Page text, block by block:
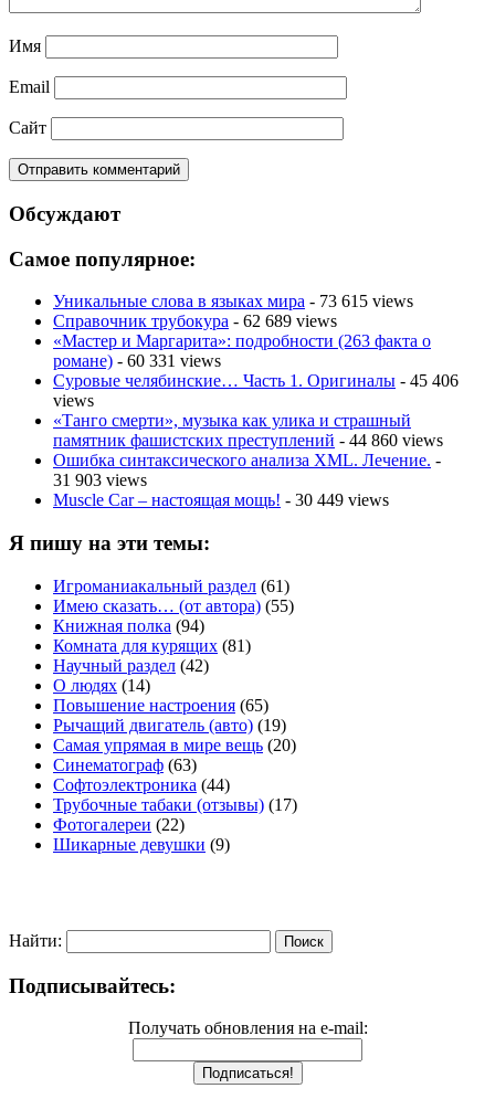
Имя
Email
Сайт
Обсуждают
Самое популярное:
Уникальные слова в языках мира - 73 615 views
Справочник трубокура - 62 689 views
«Мастер и Маргарита»: подробности (263 факта о
романе) - 60 331 views
Суровые челябинские… Часть 1. Оригиналы - 45 406
views
«Танго смерти», музыка как улика и страшный
памятник фашистских преступлений - 44 860 views
Ошибка синтаксического анализа XML. Лечение. -
31 903 views
Muscle Car – настоящая мощь! - 30 449 views
Я пишу на эти темы:
Игроманиакальный раздел (61)
Имею сказать… (от автора) (55)
Книжная полка (94)
Комната для курящих (81)
Научный раздел (42)
О людях (14)
Повышение настроения (65)
Рычащий двигатель (авто) (19)
Самая упрямая в мире вещь (20)
Синематограф (63)
Софтоэлектроника (44)
Трубочные табаки (отзывы) (17)
Фотогалереи (22)
Шикарные девушки (9)
Найти:
Подписывайтесь:
Получать обновления на e-mail: